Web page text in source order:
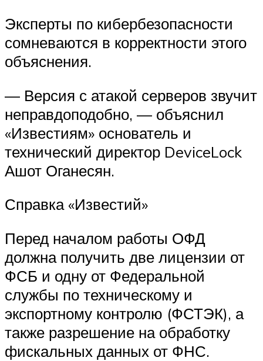
Эксперты по кибербезопасности
сомневаются в корректности этого
объяснения.
— Версия с атакой серверов звучит
неправдоподобно, — объяснил
«Известиям» основатель и
технический директор DeviceLock
Ашот Оганесян.
Справка «Известий»
Перед началом работы ОФД
должна получить две лицензии от
ФСБ и одну от Федеральной
службы по техническому и
экспортному контролю (ФСТЭК), а
также разрешение на обработку
фискальных данных от ФНС.